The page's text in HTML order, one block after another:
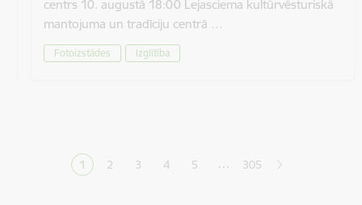
centrs 10. augustā 18:00 Lejasciema kultūrvēsturiskā
mantojuma un tradīciju centrā …
Fotoizstādes Izglītība
Pašreizējā lapa
1 Lapa
2 Lapa
3 Lapa
4 Lapa
5 … 305